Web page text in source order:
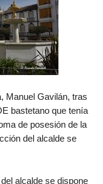
Manuel Gavilán, tras
bastetano que tenía
de posesión de la
del alcalde se
alcalde se dispone